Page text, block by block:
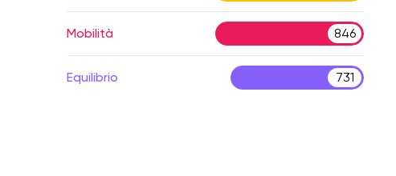
Mobilità 846
Equilibrio 731